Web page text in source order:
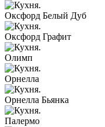
Оксфорд Белый Дуб
Оксфорд Графит
Олимп
Орнелла
Орнелла Бьянка
Палермо